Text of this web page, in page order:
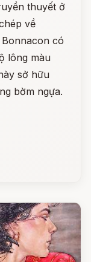
thuyết ở
về
có
lông màu
sở hữu
bờm ngựa.